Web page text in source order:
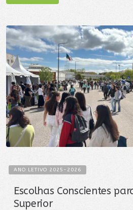
ANO LETIVO 2025-2026
Escolhas Conscientes
Superior